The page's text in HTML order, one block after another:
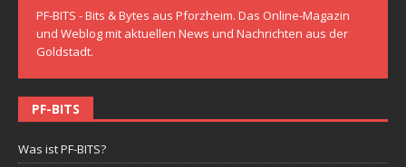
PF-BITS - Bits & Bytes aus Pforzheim. Das Online-Magazin
und Weblog mit aktuellen News und Nachrichten aus der
Goldstadt.
PF-BITS
Was ist PF-BITS?